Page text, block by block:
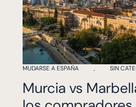
MUDARSE A ESPAÑA , SIN
Murcia vs